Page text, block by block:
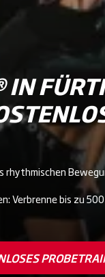
IN
rhythmischen
Verbrenne bis zu